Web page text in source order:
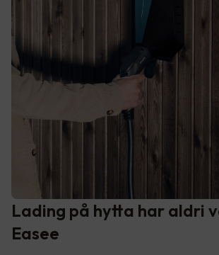
Lading på hytta har aldri
Easee